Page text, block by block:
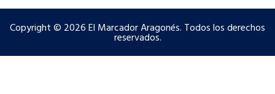
Copyright © 2026 El Marcador Aragonés. Todos los derechos
reservados.